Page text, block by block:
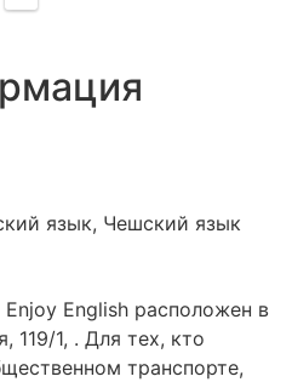
язык, Чешский язык
English расположен в
119/1, . Для тех, кто
транспорте,